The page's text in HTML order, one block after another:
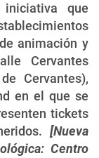
que
animación y
Cervantes
Cervantes),
en el que se
tickets
[Nueva
Centro